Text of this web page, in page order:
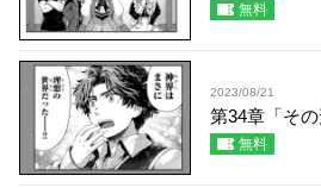
無料
2023/08/21
第34章「そ
無料